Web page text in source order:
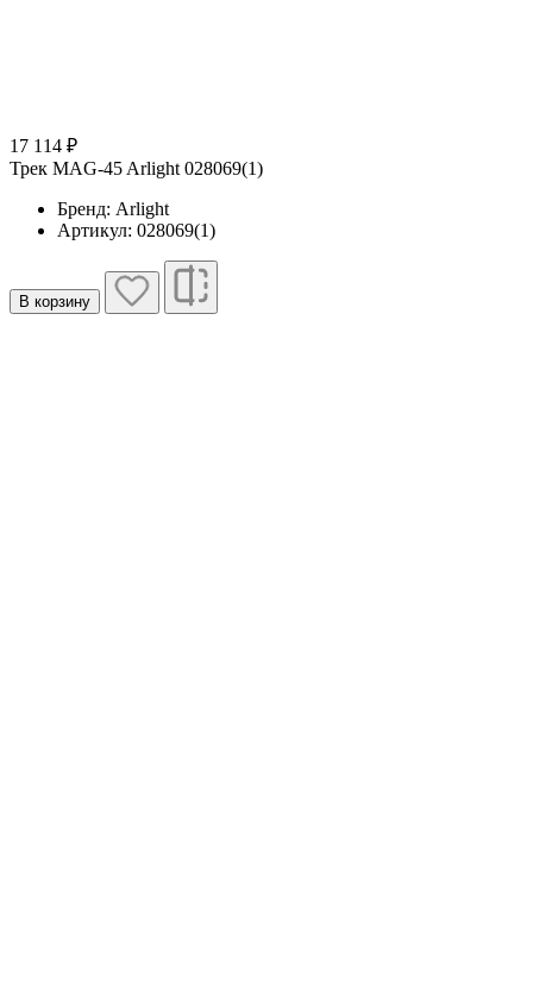
17 114 ₽
Трек MAG-45 Arlight 028069(1)
Бренд: Arlight
Артикул: 028069(1)
В корзину